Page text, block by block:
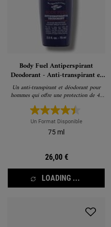
Body Fuel Antiperspirant
Deodorant - Anti-transpirant et
déodorant
Un anti-transpirant et déodorant pour
hommes qui offre une protection de 48
heures.
Un Format Disponible
75 ml
26,00 €
LOADING ...